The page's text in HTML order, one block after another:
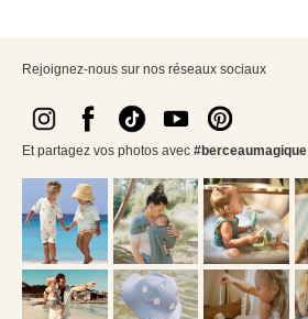
Rejoignez-nous sur nos réseaux sociaux
Et partagez vos photos avec #berceaumagique